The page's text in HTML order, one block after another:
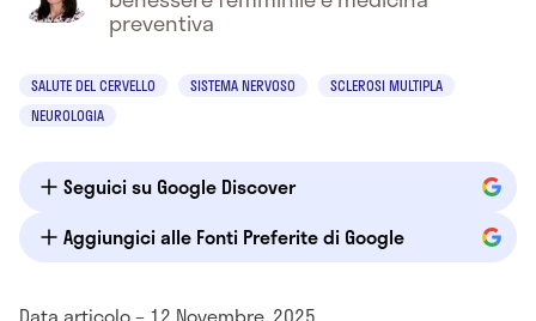
preventiva
SALUTE DEL CERVELLO SISTEMA NERVOSO
SCLEROSI MULTIPLA
NEUROLOGIA
Seguici su Google Discover
Aggiungici alle Fonti Preferite di Google